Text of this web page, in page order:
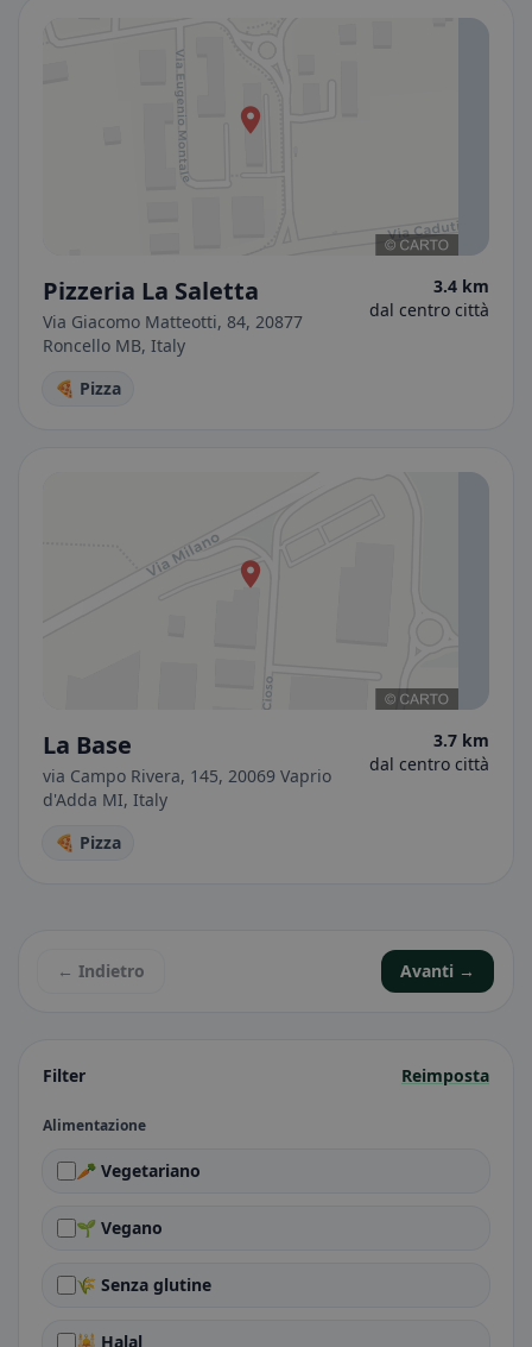
Filter Reimposta
Alimentazione
🥕 Vegetariano
🌱 Vegano
🌾 Senza glutine
🕌 Halal
Pizzeria La Saletta
Via Giacomo Matteotti, 84, 20877
Roncello MB, Italy
3.4 km
dal centro città
🍕 Pizza
La Base
via Campo Rivera, 145, 20069 Vaprio
d'Adda MI, Italy
3.7 km
dal centro città
🍕 Pizza
← Indietro Avanti →